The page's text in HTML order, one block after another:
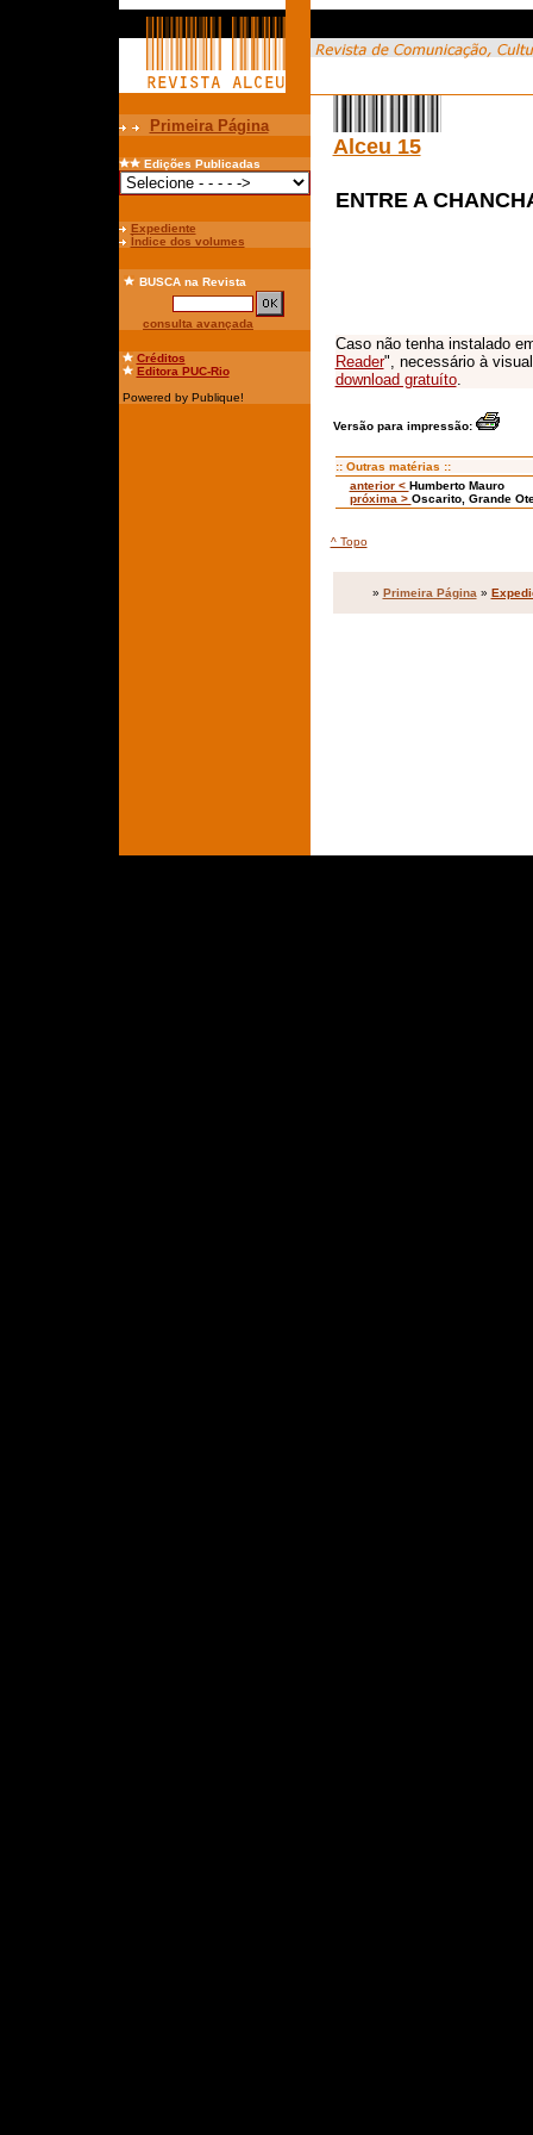
Primeira Página
Edições Publicadas
Expediente
Índice dos volumes
BUSCAna Revista
consulta avançada
Créditos
Editora PUC-Rio
Powered by Publique!
Alceu 15
ENTRE A
Caso não tenha instalado
Reader", necessário à
download gratuíto.
Versão para impressão:
:: Outras matérias ::
anterior < Humberto Mauro
próxima > Oscarito, Grande
^ Topo
» Primeira Página »